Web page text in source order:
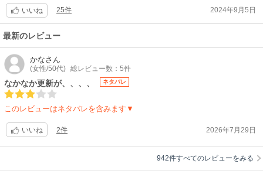
〈蛇足〉ペッペ君、漫画では自分の名前がかけたよ！と紙に「ペッピー
ノ」と書いてあって、イタリア系移民か!だからこの境遇なのか！と母子の
行動がものすごい腹落ちするとともに、漫画の作り込みに感嘆しました。
（原作にはペッペという名前だけでこのシーンがなかったと思いますの
で、漫画家さんと原作者さんが緻密なコミュニケーションしてるのか
も。）そもそもヨーロッパではないですけどね！
【新章追記】新たな陰謀に対して、男性達と女性達の対応がそれぞれ違っ
ていて性別、地位、立場別の攻防戦にワクワクしますね！脇役の恋愛模様
も絡んできて、主カップルの濡れ場は減っていますが、長編でストーリー
重視へ舵切りをしたのではと嬉しくなりました。単発消費TLから脱却して
も読者がついてくると見込んでのことと思うと文字数
いいね 25件 2024年9月5日
最新のレビュー
かなさん
(女性/50代) 総レビュー数：5件
なかなか更新が、、、、 ネタバレ
このレビューはネタバレを含みます▼
いいね 2件 2026年7月29日
942件すべてのレビューをみる